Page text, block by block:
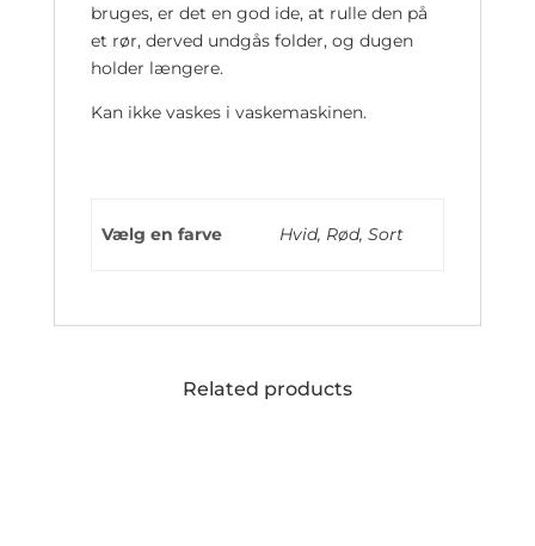
bruges, er det en god ide, at rulle den på
et rør, derved undgås folder, og dugen
holder længere.
Kan ikke vaskes i vaskemaskinen.
Vælg en farve Hvid, Rød, Sort
Related products